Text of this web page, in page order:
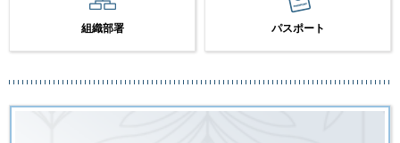
組織部署 パスポート